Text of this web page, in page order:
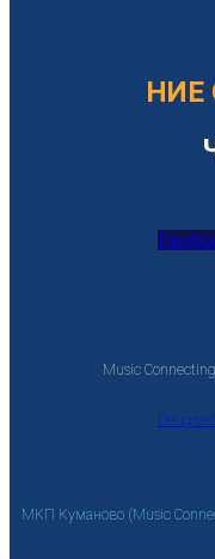
НИЕ
Music
МКП Куманово (Music